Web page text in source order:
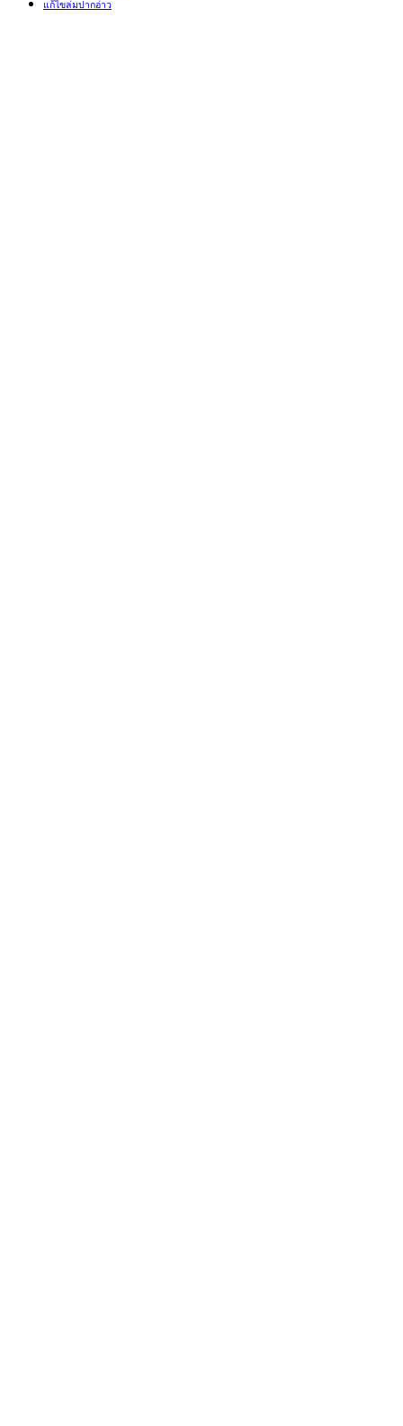
แก้ไขล่มปากอ่าว